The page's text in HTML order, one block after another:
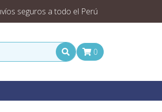
seguros a todo el Perú
0